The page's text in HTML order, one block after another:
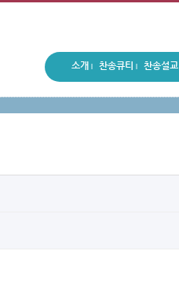
소개 찬송큐티 찬송설교